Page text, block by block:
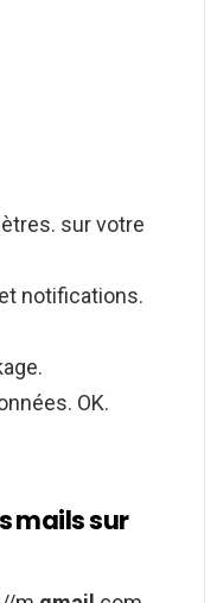
sur votre
notifications.
OK.
mails sur